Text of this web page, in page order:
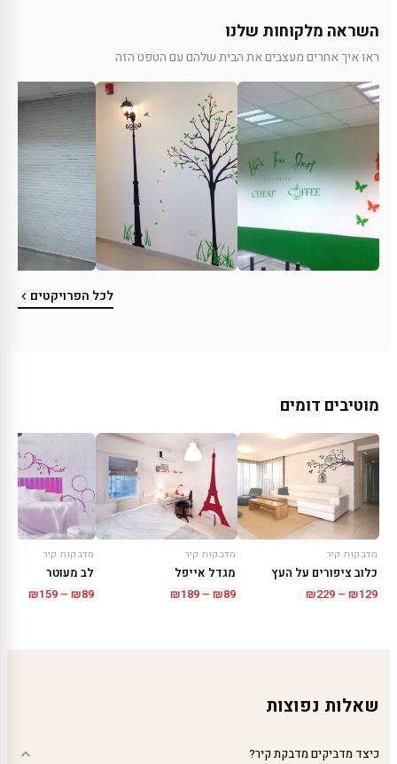
השראה מלקוחות שלנו
ראו איך אחרים מעצבים את הבית שלהם עם הטפט הזה
לכל הפרויקטים
מוטיבים דומים
מדבקות קיר
כלוב ציפורים על העץ
₪129
–
₪229
מדבקות קיר
מגדל אייפל
₪89
–
₪189
מדבקות קיר
לב מעוטר
₪89
–
₪159
שאלות נפוצות
כיצד מדביקים מדבקת קיר?